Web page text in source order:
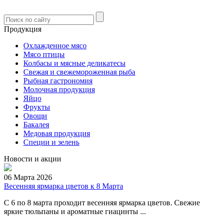
Продукция
Охлажденное мясо
Мясо птицы
Колбасы и мясные деликатесы
Свежая и свежемороженная рыба
Рыбная гастрономия
Молочная продукция
Яйцо
Фрукты
Овощи
Бакалея
Медовая продукция
Специи и зелень
Новости и акции
06 Марта 2026
Весенняя ярмарка цветов к 8 Марта
С 6 по 8 марта проходит весенняя ярмарка цветов. Свежие
яркие тюльпаны и ароматные гиацинты ...